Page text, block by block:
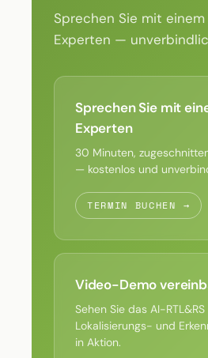
Sprechen Sie mit
Experten —
Sprechen Sie mit
Experten
30 Minuten,
— kostenlos und
TERMIN BUCHEN →
Video-Demo
Sehen Sie das AI-RTL&RS
Lokalisierungs- und
in Aktion.